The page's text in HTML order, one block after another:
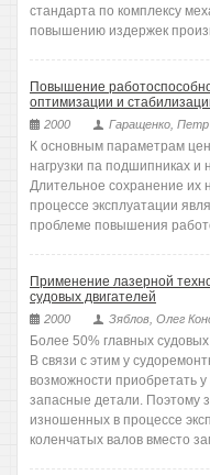
стандарта по комплексу
повышению издержек
Повышение
оптимизации и
2000 Гаращенко,
К основным параметрам
нагрузки па подшипниках
Длительное сохранение их
процессе эксплуатации
проблеме повышения
Применение лазерной
судовых двигателей
2000 Зяблов, Олег
Более 50% главных
В связи с этим у
возможности приобретать
запасные детали. Поэтому
изношенных в процессе
коленчатых валов вместо